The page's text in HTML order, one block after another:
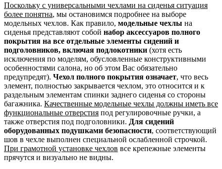
Поскольку с универсальными чехлами на сиденья ситуация
более понятна, мы остановимся подробнее на выборе
модельных чехлов. Как правило, модельные чехлы на
сиденья представляют собой набор аксессуаров полного
покрытия на все отдельные элементы сидений и
подголовников, включая подлокотники (хотя есть
исключения по моделям, обусловленные конструктивными
особенностями салона, но об этом Вас обязательно
предупредят). Чехол полного покрытия означает, что весь
элемент, полностью закрывается чехлом, это относится и к
раздельным элементам спинки заднего сиденья со стороны
багажника. Качественные модельные чехлы должны иметь все
функциональные отверстия под регулировочные ручки, а
также отверстия под подголовники. Для сидений
оборудованных подушками безопасности, соответствующий
шов в чехле выполнен специальной ослабленной строчкой.
При грамотной установке чехлов все крепежные элементы
прячутся и визуально не видны.